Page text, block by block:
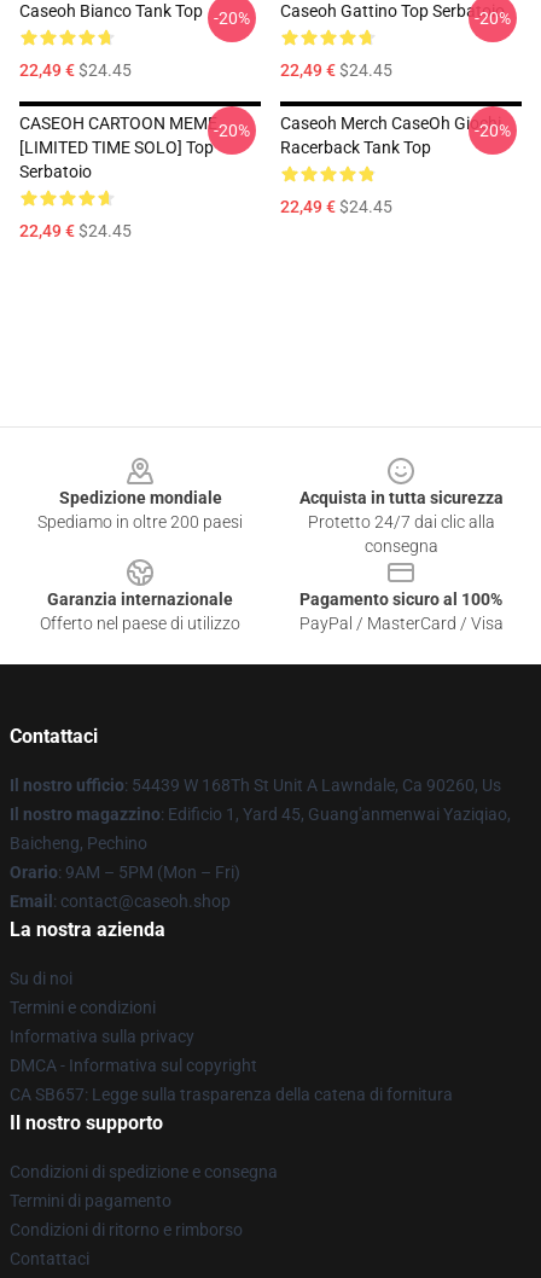
Caseoh Bianco Tank Top
22,49 €$24.45
-20% Caseoh Gattino Top Serbatoio
22,49 €$24.45
-20%
CASEOH CARTOON MEME
[LIMITED TIME SOLO] Top
Serbatoio
22,49 €$24.45
-20%
Caseoh Merch CaseOh Giochi
Racerback Tank Top
22,49 €$24.45
-20%
Spedizione mondiale
Spediamo in oltre 200 paesi
Acquista in tutta sicurezza
Protetto 24/7 dai clic alla
consegna
Garanzia internazionale
Offerto nel paese di utilizzo
Pagamento sicuro al 100%
PayPal / MasterCard / Visa
Contattaci
Il nostro ufficio: 54439 W 168Th St Unit A Lawndale, Ca 90260, Us
Il nostro magazzino: Edificio 1, Yard 45, Guang'anmenwai Yaziqiao,
Baicheng, Pechino
Orario: 9AM – 5PM (Mon – Fri)
Email : contact@caseoh.shop
La nostra azienda
Su di noi
Termini e condizioni
Informativa sulla privacy
DMCA - Informativa sul copyright
CA SB657: Legge sulla trasparenza della catena di fornitura
Il nostro supporto
Condizioni di spedizione e consegna
Termini di pagamento
Condizioni di ritorno e rimborso
Contattaci